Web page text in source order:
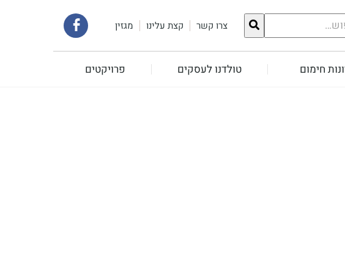
צרו קשר קצת עלינו מגזין
קישור
לעמוד
חימום טולדנו לעסקים פרויקטים